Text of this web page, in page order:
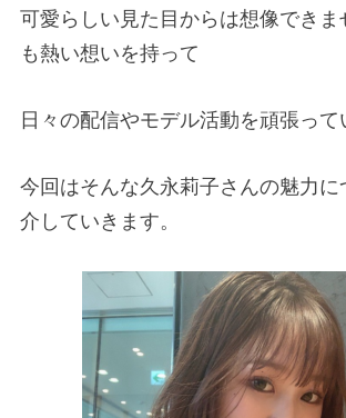
可愛らしい見た目からは想像できま
も熱い想いを持って
日々の配信やモデル活動を頑張って
今回はそんな久永莉子さんの魅力に
介していきます。